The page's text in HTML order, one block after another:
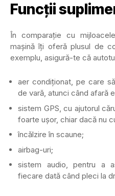
Funcții
În comparație cu
mașină îți oferă plusul de
exemplu, asigură-te că
aer condiționat, pe care
de vară, atunci când afară
sistem GPS, cu ajutorul
foarte ușor, chiar dacă nu
încălzire în scaune;
airbag-uri;
sistem audio, pentru a
fiecare dată când pleci la